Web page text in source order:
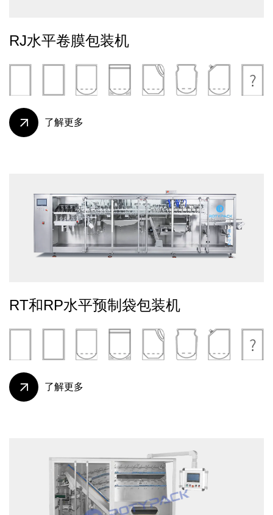
RJ水平卷膜包装机
了解更多
RT和RP水平预制袋包装机
了解更多